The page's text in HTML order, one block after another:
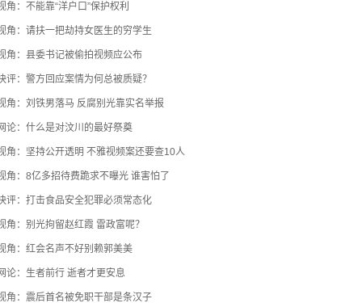
角：不能靠“洋户口”保护权利
角：请扶一把劫持女医生的穷学生
角：县委书记被偷拍视频应公布
评：警方回应案情为何总被质疑？
角：刘铁男落马 反腐别光靠实名举报
论：什么是对汶川的最好祭奠
角：坚持公开透明 不雅视频案还要查10人
角：8亿多招待费跪求不曝光 谁害怕了
评：打击食品安全犯罪必须常态化
角：别光拘留赵红霞 雷政富呢？
角：红会名声不好别赖郭美美
论：生者前行 逝者才更安息
角：震后首名被免职干部是条汉子